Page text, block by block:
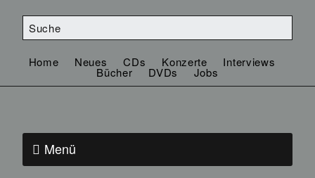
Home Neues CDs Konzerte Interviews
Bücher DVDs Jobs
Menü